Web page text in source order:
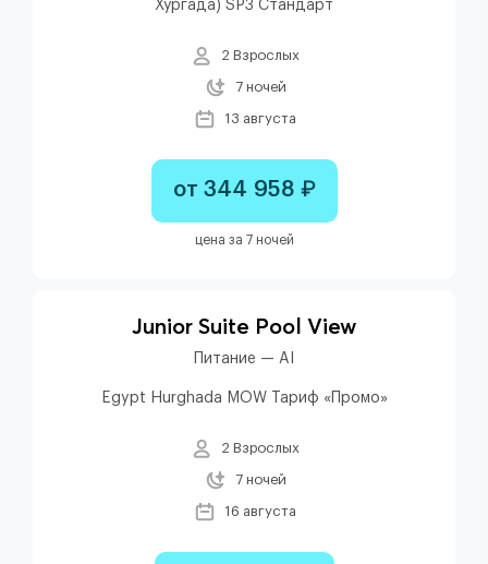
Хургада) SP3 Стандарт
2 Взрослых
7 ночей
13 августа
от 344 958 ₽
цена за 7 ночей
Junior Suite Pool View
Питание — AI
Egypt Hurghada MOW Тариф «Промо»
2 Взрослых
7 ночей
16 августа